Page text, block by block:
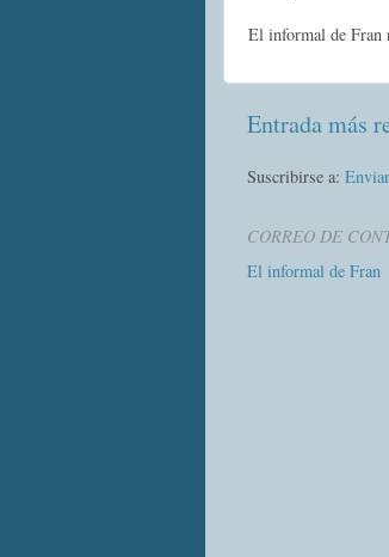
El informal de Fran
Entrada más
Suscribirse a:
CORREO DE
El informal de Fran